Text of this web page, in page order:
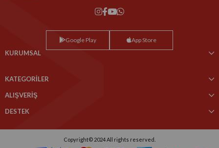
Google Play App Store
KURUMSAL
KATEGORİLER
ALIŞVERİŞ
DESTEK
Copyright© 2024 All rights reserved.